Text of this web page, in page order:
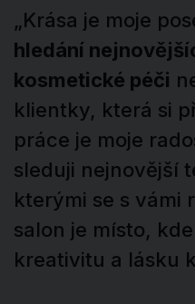
„Krása je moje
hledání
kosmetické péči
klientky, která si
práce je moje
sleduji nejnovější
kterými se s vámi
salon je místo,
kreativitu a lásku